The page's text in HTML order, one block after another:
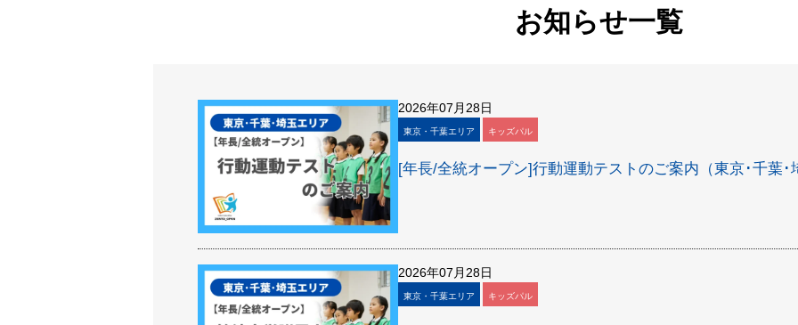
お知らせ一覧
2026年07月28日
東京・千葉エリア キッズパル
[年長/全統オープン]行動運動テストのご案内（東京･千葉･
2026年07月28日
東京・千葉エリア キッズパル